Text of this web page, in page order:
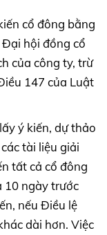
cổ đông bằng
hội đồng cổ
của công ty, trừ
147 của Luật
ý kiến, dự thảo
tài liệu giải
tất cả cổ đông
10 ngày trước
nếu Điều lệ
dài hơn. Việc